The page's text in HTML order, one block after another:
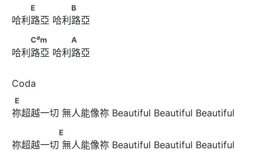
E　　 　　B
E B
哈利路亞 哈利路亞
C#m　　 　　A
C#m A
哈利路亞 哈利路亞
E
E
祢超越一切 無人能像祢 Beautiful Beautiful Beautiful
E
E
祢超越一切 無人能像祢 Beautiful Beautiful Beautiful